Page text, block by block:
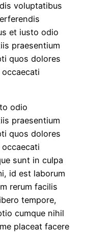
voluptatibus
et iusto odio
praesentium
quos dolores
odio
praesentium
quos dolores
sunt in culpa
id est laborum
rerum facilis
tempore,
cumque nihil
placeat facere